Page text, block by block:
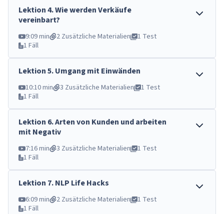
Lektion4.Wie werden Verkäufe
vereinbart?
9:09 min 2 Zusätzliche Materialien
1 Test
1 Fäll
Lektion5.Umgang mit Einwänden
10:10 min 3 Zusätzliche Materialien
1 Test
1 Fäll
Lektion 6.Arten von Kunden und arbeiten
mit Negativ
7:16 min 3 Zusätzliche Materialien
1 Test
1 Fäll
Lektion 7.NLP Life Hacks
6:09 min 2 Zusätzliche Materialien
1 Test
1 Fäll